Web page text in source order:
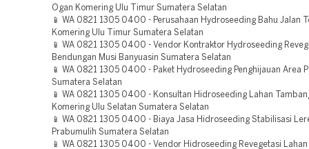
Ogan Komering Ulu Timur Sumatera Selatan
📱 WA 0821 1305 0400 - Perusahaan Hydroseeding Bahu Jalan
Komering Ulu Timur Sumatera Selatan
📱 WA 0821 1305 0400 - Vendor Kontraktor Hydroseeding
Bendungan Musi Banyuasin Sumatera Selatan
📱 WA 0821 1305 0400 - Paket Hydroseeding Penghijauan Area
Sumatera Selatan
📱 WA 0821 1305 0400 - Konsultan Hidroseeding Lahan
Komering Ulu Selatan Sumatera Selatan
📱 WA 0821 1305 0400 - Biaya Jasa Hidroseeding Stabilisasi
Prabumulih Sumatera Selatan
📱 WA 0821 1305 0400 - Vendor Hidroseeding Revegetasi